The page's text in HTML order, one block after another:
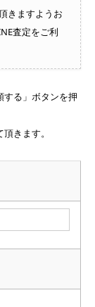
きますようお
査定をご利
する」ボタンを押
きます。